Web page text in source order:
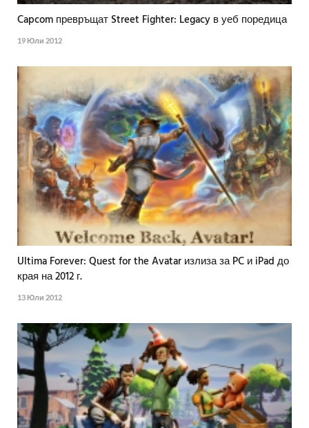
Capcom превръщат Street Fighter: Legacy в уеб поредица
19 Юли 2012
Ultima Forever: Quest for the Avatar излиза за PC и iPad до
края на 2012 г.
13 Юли 2012